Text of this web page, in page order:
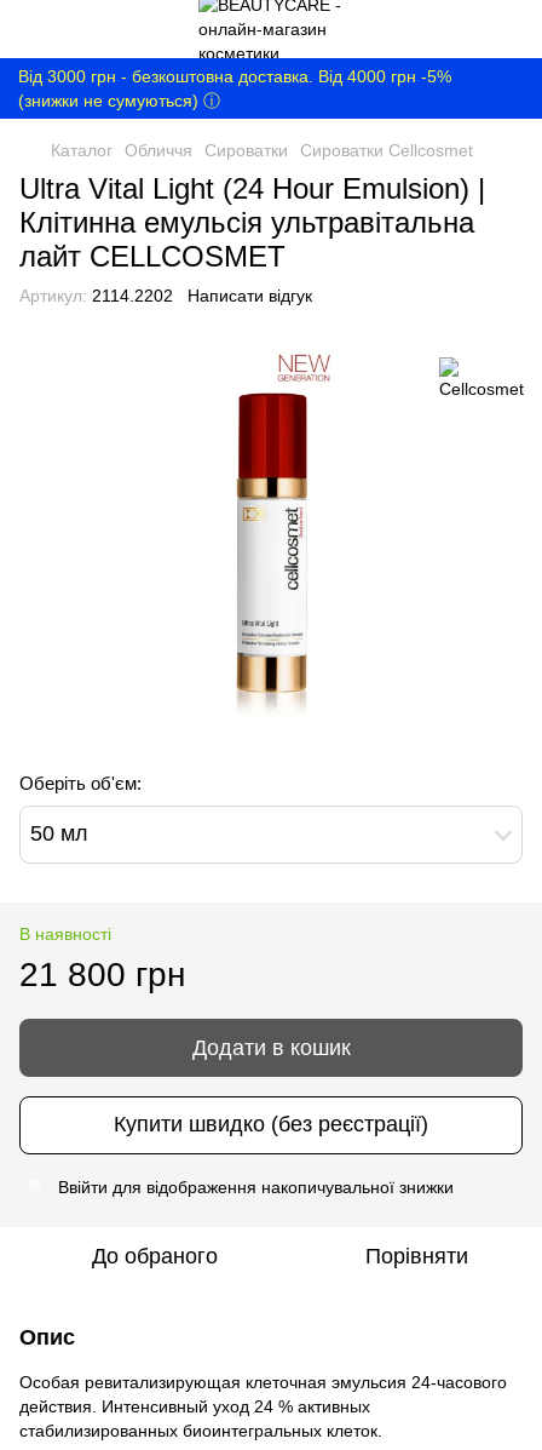
Від 3000 грн - безкоштовна доставка. Від 4000 грн -5%
(знижки не сумуються) ⓘ
Каталог Обличчя Сироватки Сироватки Cellcosmet
Ultra Vital Light (24 Hour Emulsion) |
Клітинна емульсія ультравітальна
лайт CELLCOSMET
Артикул: 2114.2202 Написати відгук
Оберіть об'єм:
50 мл
В наявності
21 800 грн
Додати в кошик
Купити швидко (без реєстрації)
Ввійти для відображення накопичувальної знижки
До обраного Порівняти
Опис
Особая ревитализирующая клеточная эмульсия 24-часового
действия. Интенсивный уход 24 % активных
стабилизированных биоинтегральных клеток.